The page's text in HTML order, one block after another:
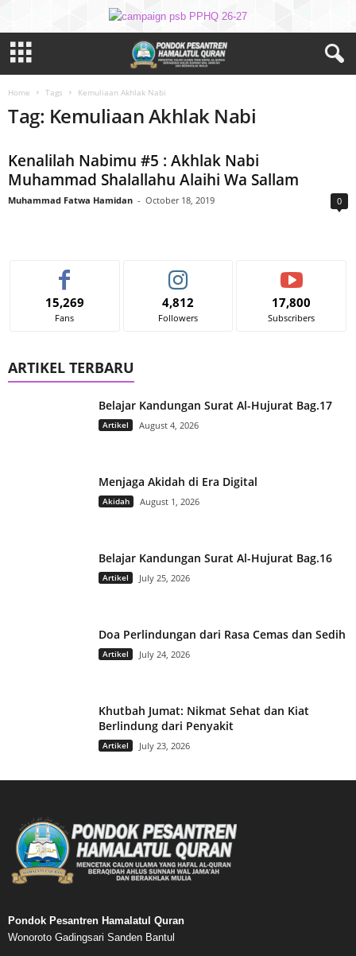
Home Tags Kemuliaan Akhlak Nabi
Tag: Kemuliaan Akhlak Nabi
Kenalilah Nabimu #5 : Akhlak Nabi
Muhammad Shalallahu Alaihi Wa Sallam
Muhammad Fatwa Hamidan - October 18, 2019 0
15,269
Fans
4,812
Followers
17,800
Subscribers
ARTIKEL TERBARU
Belajar Kandungan Surat Al-Hujurat Bag.17
Artikel August 4, 2026
Menjaga Akidah di Era Digital
Akidah August 1, 2026
Belajar Kandungan Surat Al-Hujurat Bag.16
Artikel July 25, 2026
Doa Perlindungan dari Rasa Cemas dan Sedih
Artikel July 24, 2026
Khutbah Jumat: Nikmat Sehat dan Kiat
Berlindung dari Penyakit
Artikel July 23, 2026
Pondok Pesantren Hamalatul Quran
Wonoroto Gadingsari Sanden Bantul